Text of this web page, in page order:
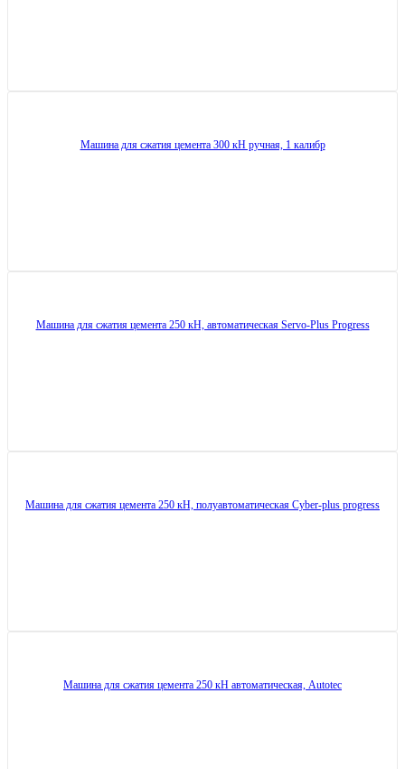
Машина для сжатия цемента 300 кН ручная, 1 калибр
Машина для сжатия цемента 250 кН, автоматическая Servo-Plus Progress
Машина для сжатия цемента 250 кН, полуавтоматическая Cyber-plus progress
Машина для сжатия цемента 250 кН автоматическая, Autotec